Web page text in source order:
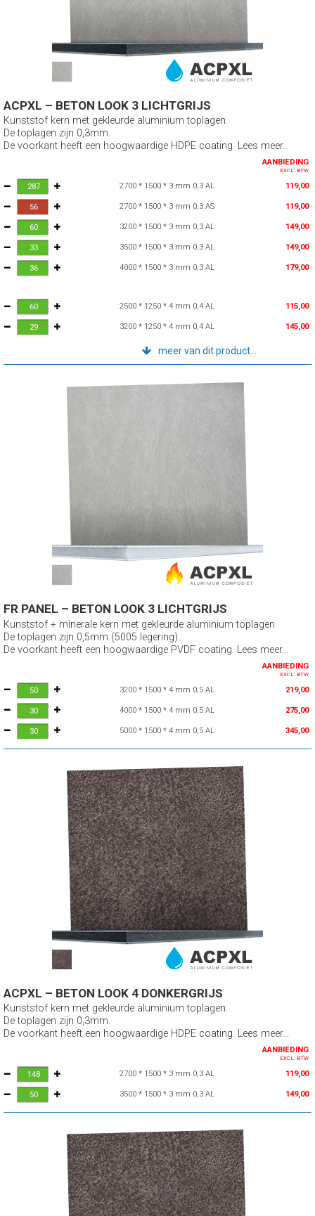
ACPXL – BETON LOOK 3 LICHTGRIJS
Kunststof kern met gekleurde aluminium toplagen.
De toplagen zijn 0,3mm.
De voorkant heeft een hoogwaardige HDPE coating. Lees meer...
AANBIEDING
EXCL. BTW
2700 * 1500 * 3 mm 0,3 AL 119,00
2700 * 1500 * 3 mm 0,3 AS 119,00
3200 * 1500 * 3 mm 0,3 AL 149,00
3500 * 1500 * 3 mm 0,3 AL 149,00
4000 * 1500 * 3 mm 0,3 AL 179,00
2500 * 1250 * 4 mm 0,4 AL 115,00
3200 * 1250 * 4 mm 0,4 AL 145,00
meer van dit product...
FR PANEL – BETON LOOK 3 LICHTGRIJS
Kunststof + minerale kern met gekleurde aluminium toplagen.
De toplagen zijn 0,5mm (5005 legering).
De voorkant heeft een hoogwaardige PVDF coating. Lees meer...
AANBIEDING
EXCL. BTW
3200 * 1500 * 4 mm 0,5 AL 219,00
4000 * 1500 * 4 mm 0,5 AL 275,00
5000 * 1500 * 4 mm 0,5 AL 345,00
ACPXL – BETON LOOK 4 DONKERGRIJS
Kunststof kern met gekleurde aluminium toplagen.
De toplagen zijn 0,3mm.
De voorkant heeft een hoogwaardige HDPE coating. Lees meer...
AANBIEDING
EXCL. BTW
2700 * 1500 * 3 mm 0,3 AL 119,00
3500 * 1500 * 3 mm 0,3 AL 149,00